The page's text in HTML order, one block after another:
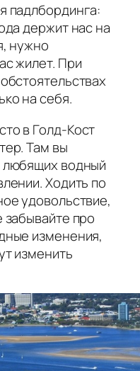
падлбординга:
держит нас на
нужно
жилет. При
на себя.
в Голд-Кост
Там вы
любящих водный
Ходить по
удовольствие,
про
изменения,
изменить